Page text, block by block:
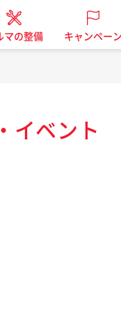
マの整備 キャンペーン
イベント